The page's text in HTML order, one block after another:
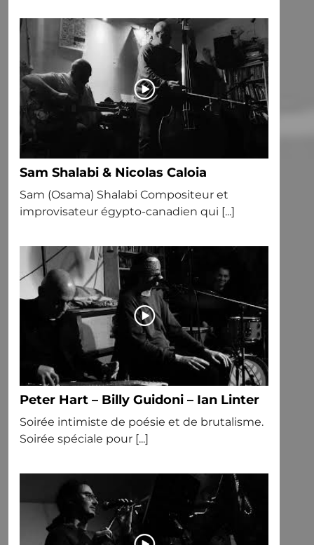
Sam Shalabi & Nicolas Caloia
Sam (Osama) Shalabi Compositeur et
improvisateur égypto-canadien qui [...]
Peter Hart – Billy Guidoni – Ian Linter
Soirée intimiste de poésie et de brutalisme.
Soirée spéciale pour [...]